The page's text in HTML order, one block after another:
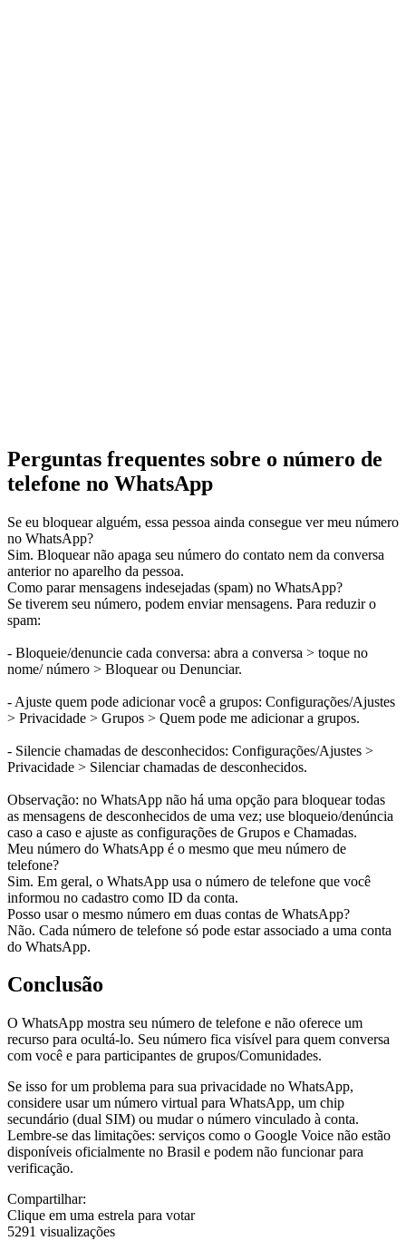
Perguntas frequentes sobre o número de
telefone no WhatsApp
Se eu bloquear alguém, essa pessoa ainda consegue ver meu número
no WhatsApp?
Sim. Bloquear não apaga seu número do contato nem da conversa
anterior no aparelho da pessoa.
Como parar mensagens indesejadas (spam) no WhatsApp?
Se tiverem seu número, podem enviar mensagens. Para reduzir o
spam:
- Bloqueie/denuncie cada conversa: abra a conversa > toque no
nome/ número > Bloquear ou Denunciar.
- Ajuste quem pode adicionar você a grupos: Configurações/Ajustes
> Privacidade > Grupos > Quem pode me adicionar a grupos.
- Silencie chamadas de desconhecidos: Configurações/Ajustes >
Privacidade > Silenciar chamadas de desconhecidos.
Observação: no WhatsApp não há uma opção para bloquear todas
as mensagens de desconhecidos de uma vez; use bloqueio/denúncia
caso a caso e ajuste as configurações de Grupos e Chamadas.
Meu número do WhatsApp é o mesmo que meu número de
telefone?
Sim. Em geral, o WhatsApp usa o número de telefone que você
informou no cadastro como ID da conta.
Posso usar o mesmo número em duas contas de WhatsApp?
Não. Cada número de telefone só pode estar associado a uma conta
do WhatsApp.
Conclusão
O WhatsApp mostra seu número de telefone e não oferece um
recurso para ocultá-lo. Seu número fica visível para quem conversa
com você e para participantes de grupos/Comunidades.
Se isso for um problema para sua privacidade no WhatsApp,
considere usar um número virtual para WhatsApp, um chip
secundário (dual SIM) ou mudar o número vinculado à conta.
Lembre-se das limitações: serviços como o Google Voice não estão
disponíveis oficialmente no Brasil e podem não funcionar para
verificação.
Compartilhar:
Clique em uma estrela para votar
5291 visualizações